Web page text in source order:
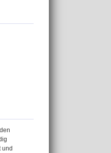
und